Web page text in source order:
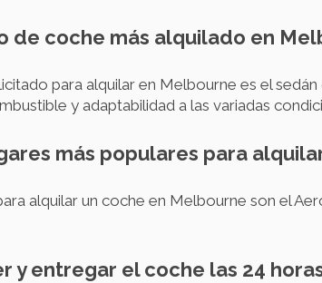
de coche más alquilado en
para alquilar en Melbourne es el
y adaptabilidad a las variadas
más populares para
alquilar un coche en Melbourne son el
y entregar el coche las 24